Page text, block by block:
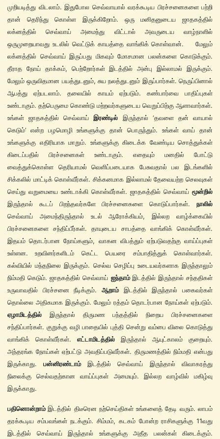
முறியடித்து விடலாம். இதுபோல செவ்வாயால் வரக்கூடிய பிரச்சனைகளை பற்றி
தான் தெரிந்து கொள்ள இருக்கிறோம். ஒரு மனிதனுடைய ஜாதகத்தில்
லக்னத்தில் செவ்வாய் அமைந்து விட்டால் அவருடைய வாழ்நாளில்
ஒருமுறையாவது உடலில் வெட்டுக் காயத்தை வாங்கிக் கொள்வான். மேலும்
லக்னத்தில் செவ்வாய் இருப்பது மிகவும் மோசமான பலன்களை கொடுக்கும்.
தீராத நோய் தாக்கம், பெற்றோர்கள் இடத்தில் அன்பு இல்லாமல் இருக்கும்.
மேலும் ஒருவிதமான பயத்துடனும், சுய நலத்துடனும் இருப்பார்கள். நெருப்பினால்
ஆபத்து ஏற்படலாம். தலையில் காயம் ஏற்படும். கண்பார்வை பாதிப்புகள்
உண்டாகும். தற்பெருமை கொண்டு மற்றவர்களுடைய வெறுப்பிற்கு ஆளாவார்கள்.
உங்கள் ஜாதகத்தில் செவ்வாய்இரண்டில் இருந்தால் ‘தவளை தன் வாயால்
கெடும்’ என்ற பழமொழி உங்களுக்கு தான் பொருந்தும். உங்கள் வாய் தான்
உங்களுக்கு எதிரியாக மாறும். உங்களுக்கு கிடைக்க வேண்டிய சொத்துக்கள்
கிடைப்பதில் பிரச்சனைகள் உண்டாகும். எதையும் மனதில் போட்டு
வைத்துக்கொள்ள தெரியாமல் வெளிப்படையாக பேசுவதால் பல இடங்களில்
சிக்கலில் மாட்டிக் கொள்வீர்கள். சிக்கனமாக இல்லாமல் தேவையற்ற செலவுகள்
செய்து வறுமையை உண்டாக்கி கொள்வீர்கள். ஜாதகத்தில் செவ்வாய் மூன்றில்
இருந்தால் கூடப் பிறந்தவர்களே பிரச்சனைகளை கொடுப்பார்கள். நாலில்
செவ்வாய் அமைந்திருந்தால் உடல் ஆரோக்கியம், இல்லற வாழ்க்கையில்
பிரச்சனைகளை சந்திப்பீர்கள். தாயுடைய சாபத்தை வாங்கிக் கொள்வீர்கள்.
இதயம் தொடர்பான நோய்களும், வாகன விபத்தும் ஏற்படுவதற்கு வாய்ப்புகள்
உள்ளன. உறவினர்களிடம் கெட்ட பெயரை சம்பாதித்துக் கொள்வார்கள்.
கல்வியில் மந்தநிலை இருக்கும். செல்வ செழிப்பு உடையவர்களாக இருந்தாலும்
நிம்மதி கெடும். ஜாதகத்தில் செவ்வாய் ஐந்தாம் இடத்தில் இருந்தால் சந்ததிகள்
உருவாவதில் பிரச்சனை நீடிக்கும். ஆறாம்இடத்தில் இருந்தால் பகைவர்கள்
தொல்லை அதிகமாக இருக்கும். மேலும் ரத்தம் தொடர்பான நோய்கள் ஏற்படும்.
ஏழாமிடத்தில் இருந்தால் திருமண பந்தத்தில் நிறைய பிரச்சனைகளை
சந்திப்பார்கள். குறுக்கு வழி பாதையில் புத்தி சென்று வம்பை விலை கொடுத்து
வாங்கிக் கொள்வீர்கள். எட்டாமிடத்தில் இருந்தால் ஆயுட்காலம் குறையும்.
அந்தரங்க நோய்கள் ஏற்பட்டு அவதிப்படுவீர்கள். திருமணத்தில் நிம்மதி என்பது
இருக்காது.பன்னிரண்டாம் இடத்தில் செவ்வாய் இருந்தால் விவாகரத்து
நிலைக்கு செல்வதற்கான வாய்ப்புகள் அமையும். இல்லற வாழ்வில் மகிழ்வு
இருக்காது.
பதினொன்றாம்இடத்தில் திடீரென நற்செய்திகள் உங்களைத் தேடி வரும். லாபம்
தரக்கூடிய சம்பவங்கள் நடக்கும். சிம்மம், கடகம் போன்ற ராசிகளுக்கு 11வது
இடத்தில் செவ்வாய் இருந்தால் உங்களுக்கு அதீத பலன்கள் கிடைக்கும்.